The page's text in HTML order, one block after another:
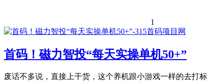
1
首码！磁力智投“每天实操单机50+”
废话不多说，直接上干货，这个养机跟小游戏一样的去打标